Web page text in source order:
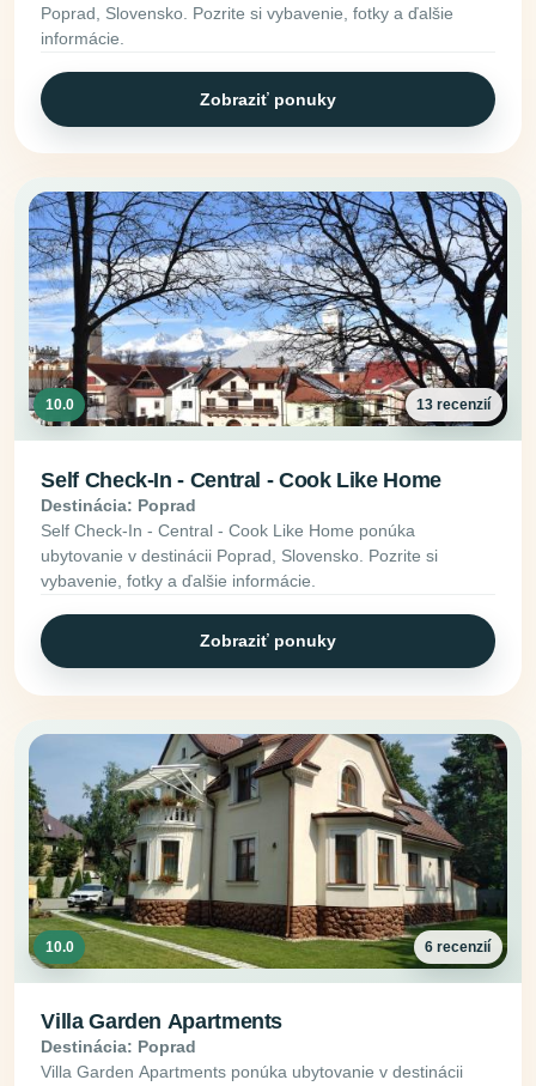
Poprad, Slovensko. Pozrite si vybavenie, fotky a ďalšie
informácie.
Zobraziť ponuky
10.0 13 recenzií
Self Check-In - Central - Cook Like Home
Destinácia: Poprad
Self Check-In - Central - Cook Like Home ponúka
ubytovanie v destinácii Poprad, Slovensko. Pozrite si
vybavenie, fotky a ďalšie informácie.
Zobraziť ponuky
10.0 6 recenzií
Villa Garden Apartments
Destinácia: Poprad
Villa Garden Apartments ponúka ubytovanie v destinácii